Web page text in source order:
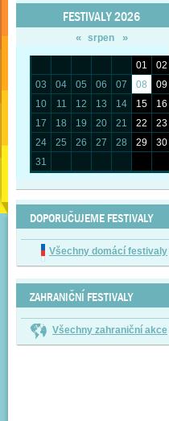
FESTIVALY 2026
« srpen »
01
02
03
04 05 06 07 08
09
10
11 12 13 14 15
16
17
18 19 20 21 22
23
24
25 26 27 28 29
30
31
DOPORUČUJEME FESTIVALY
Všechny domácí festivaly
ZAHRANIČNÍ FESTIVALY
Všechny zahraniční akce